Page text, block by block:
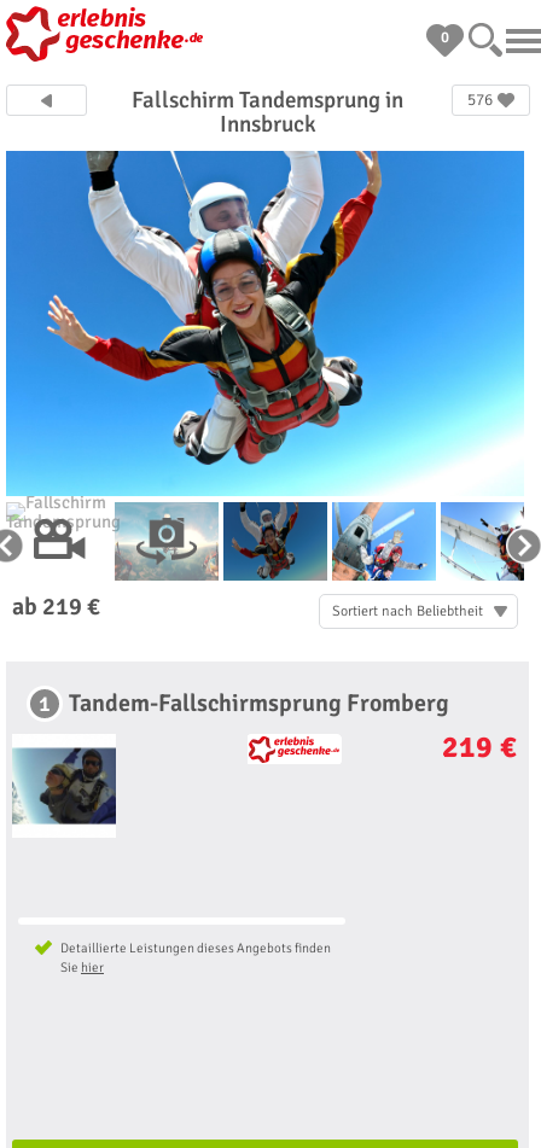
0
Fallschirm Tandemsprung in
Innsbruck
576
ab 219 € Sortiert nach Beliebtheit
1 Tandem-Fallschirmsprung Fromberg
219 €
Detaillierte Leistungen dieses Angebots finden
Sie hier